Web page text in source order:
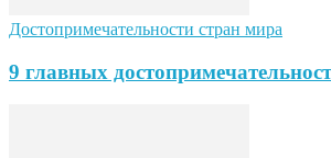
Достопримечательности стран мира
9 главных